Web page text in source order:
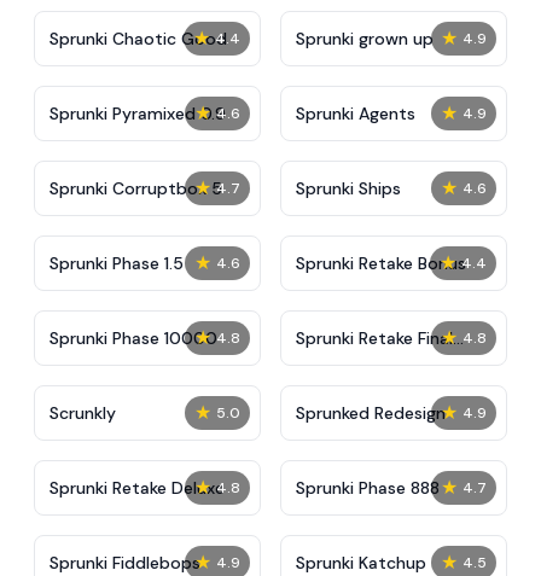
★ 4.4
Sprunki Chaotic Good ★ 4.9
Sprunki grown up
★ 4.6
Sprunki Pyramixed 0.9 ★ 4.9
Sprunki Agents
★ 4.7
Sprunki Corruptbox 5 ★ 4.6
Sprunki Ships
★ 4.6
Sprunki Phase 1.5 ★ 4.4
Sprunki Retake Bonus
★ 4.8
Sprunki Phase 10000 ★ 4.8
Sprunki Retake Final
Update
★ 5.0
Scrunkly ★ 4.9
Sprunked Redesign
★ 4.8
Sprunki Retake Deluxe ★ 4.7
Sprunki Phase 888
★ 4.9
Sprunki Fiddlebops ★ 4.5
Sprunki Katchup